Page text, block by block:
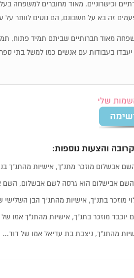
יצירתיים וכישרוניים, מאוד מחוברים
זה בא על חשבונם, הם נוטים לוותר על
משפחה מאוד חברותיים שביתם תמיד פתוח,
יעבדו בעבודות עם אנשים כמו למשל בתי
שלי
והצעות נוספות:
אבשלום מוזכר מתנ"ך, אישיות מהתנ"ך
אבישלום הוא גרסה לשם אבשלום, השם
מוזכר בתנ"ך, אישיות מהתנ"ך הבן השלישי
יוכבד מוזכר בתנ"ך, אישיות מהתנ"ך אמו
מהתנ"ך, ניצבת בת עדיאל אמו של דוד…